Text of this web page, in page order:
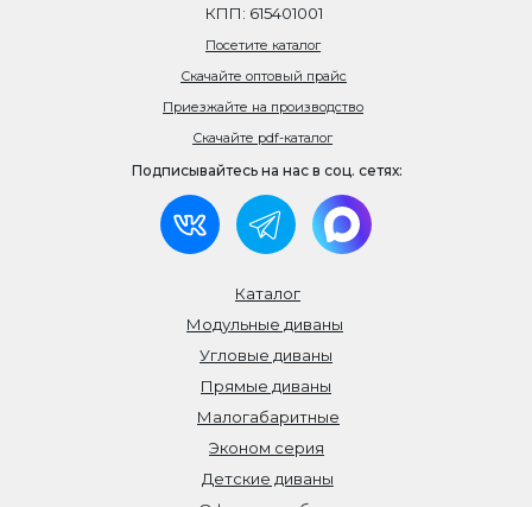
Детские диваны
Эконом серия
Малогабаритные
Прямые диваны
Угловые диваны
Модульные диваны
Каталог
Подписывайтесь на нас в соц. сетях:
Посетите каталог
Скачайте оптовый прайс
Приезжайте на производство
Скачайте pdf-каталог
КПП: 615401001